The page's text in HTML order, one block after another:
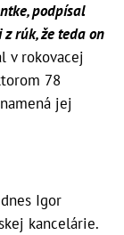
podpísal
rúk, že teda on
v rokovacej
78
jej
Igor
kancelárie.